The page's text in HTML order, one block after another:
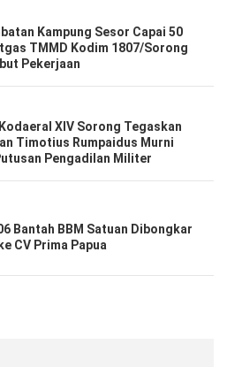
Kampung Sesor Capai 50
TMMD Kodim 1807/Sorong
Pekerjaan
XIV Sorong Tegaskan
Timotius Rumpaidus Murni
Pengadilan Militer
Bantah BBM Satuan Dibongkar
CV Prima Papua